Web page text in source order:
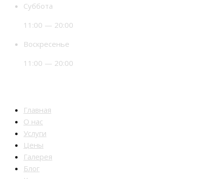
Суббота
11:00 — 20:00
Воскресенье
11:00 — 20:00
Главная
О нас
Услуги
Цены
Галерея
Блог